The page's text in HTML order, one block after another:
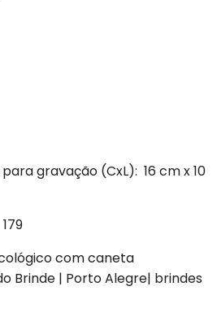
para gravação (CxL): 16 cm x 10
com caneta
Brinde | Porto Alegre| brindes